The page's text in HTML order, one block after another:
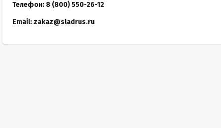
Телефон: 8 (800) 550-26-12
Email:zakaz@sladrus.ru